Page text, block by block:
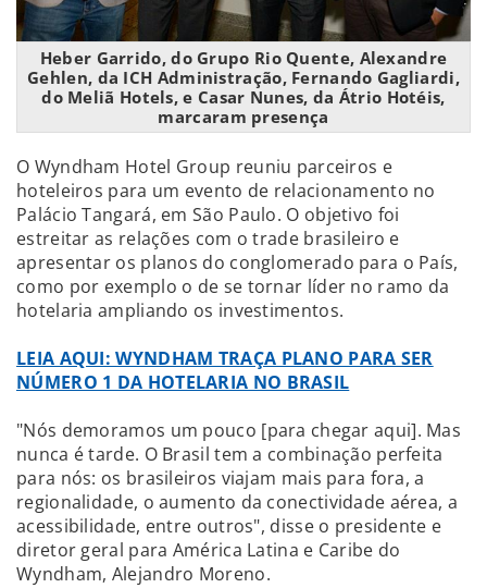
Heber Garrido, do Grupo Rio Quente, Alexandre
Gehlen, da ICH Administração, Fernando Gagliardi,
do Meliã Hotels, e Casar Nunes, da Átrio Hotéis,
marcaram presença
O Wyndham Hotel Group reuniu parceiros e
hoteleiros para um evento de relacionamento no
Palácio Tangará, em São Paulo. O objetivo foi
estreitar as relações com o trade brasileiro e
apresentar os planos do conglomerado para o País,
como por exemplo o de se tornar líder no ramo da
hotelaria ampliando os investimentos.
LEIA AQUI: WYNDHAM TRAÇA PLANO PARA SER
NÚMERO 1 DA HOTELARIA NO BRASIL
"Nós demoramos um pouco [para chegar aqui]. Mas
nunca é tarde. O Brasil tem a combinação perfeita
para nós: os brasileiros viajam mais para fora, a
regionalidade, o aumento da conectividade aérea, a
acessibilidade, entre outros", disse o presidente e
diretor geral para América Latina e Caribe do
Wyndham, Alejandro Moreno.